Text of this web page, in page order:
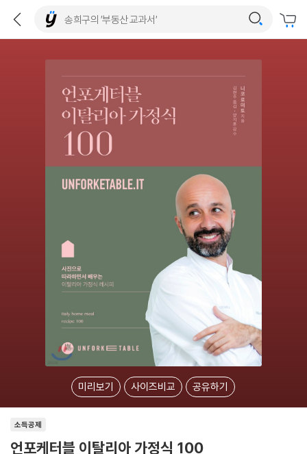
미리보기 사이즈비교 공유하기
소득공제
언포케터블 이탈리아 가정식 100